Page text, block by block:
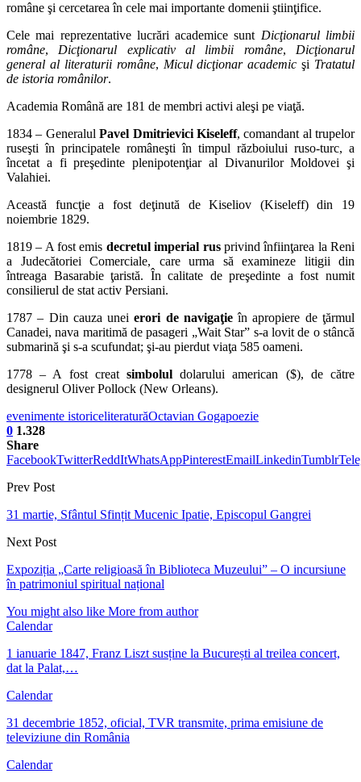
române şi cercetarea în cele mai importante domenii ştiinţifice.
Cele mai reprezentative lucrări academice sunt Dicţionarul limbii
române, Dicţionarul explicativ al limbii române, Dicţionarul
general al literaturii române, Micul dicţionar academic şi Tratatul
de istoria românilor.
Academia Română are 181 de membri activi aleşi pe viaţă.
1834 – GeneralulPavel Dmitrievici Kiseleff, comandant al trupelor
ruseşti în principatele româneşti în timpul războiului ruso-turc, a
încetat a fi preşedinte plenipotenţiar al Divanurilor Moldovei şi
Valahiei.
Această funcţie a fost deţinută de Kiseliov (Kiseleff) din 19
noiembrie 1829.
1819 – A fost emis decretul imperial rusprivind înfiinţarea la Reni
a Judecătoriei Comerciale, care urma să examineze litigii din
întreaga Basarabie ţaristă. În calitate de preşedinte a fost numit
consilierul de stat activ Persiani.
1787 – Din cauza uneierori de navigaţieîn apropiere de ţărmul
Canadei, nava maritimă de pasageri „Wait Star” s-a lovit de o stâncă
submarină şi s-a scufundat; şi-au pierdut viaţa 585 oameni.
1778 – A fost creat simbolul dolarului american ($), de către
designerul Oliver Pollock (New Orleans).
evenimente istoriceliteraturăOctavian Gogapoezie
0 1.328
Share
FacebookTwitterReddItWhatsAppPinterestEmailLinkedinTumblr
Prev Post
31 martie, Sfântul Sfințit Mucenic Ipatie, Episcopul Gangrei
Next Post
Expoziția „Carte religioasă în Biblioteca Muzeului” – O incursiune
în patrimoniul spiritual național
You might also like More from author
Calendar
1 ianuarie 1847, Franz Liszt susține la București al treilea concert,
dat la Palat,…
Calendar
31 decembrie 1852, oficial, TVR transmite, prima emisiune de
televiziune din România
Calendar